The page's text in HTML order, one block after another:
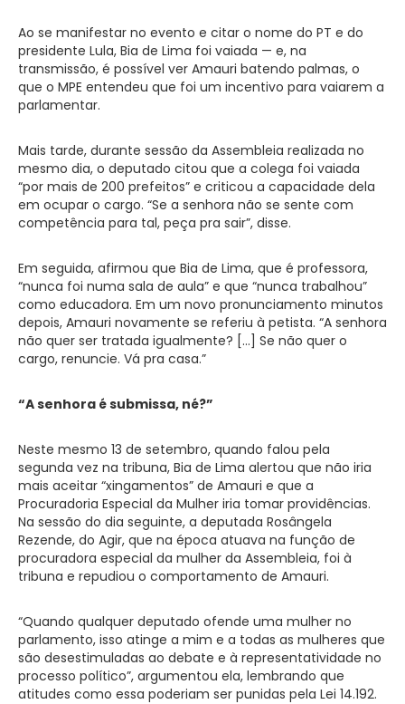
Ao se manifestar no evento e citar o nome do PT e do
presidente Lula, Bia de Lima foi vaiada — e, na
transmissão, é possível ver Amauri batendo palmas, o
que o MPE entendeu que foi um incentivo para vaiarem a
parlamentar.
Mais tarde, durante sessão da Assembleia realizada no
mesmo dia, o deputado citou que a colega foi vaiada
“por mais de 200 prefeitos” e criticou a capacidade dela
em ocupar o cargo. “Se a senhora não se sente com
competência para tal, peça pra sair”, disse.
Em seguida, afirmou que Bia de Lima, que é professora,
“nunca foi numa sala de aula” e que “nunca trabalhou”
como educadora. Em um novo pronunciamento minutos
depois, Amauri novamente se referiu à petista. “A senhora
não quer ser tratada igualmente? […] Se não quer o
cargo, renuncie. Vá pra casa.”
“A senhora é submissa, né?”
Neste mesmo 13 de setembro, quando falou pela
segunda vez na tribuna, Bia de Lima alertou que não iria
mais aceitar “xingamentos” de Amauri e que a
Procuradoria Especial da Mulher iria tomar providências.
Na sessão do dia seguinte, a deputada Rosângela
Rezende, do Agir, que na época atuava na função de
procuradora especial da mulher da Assembleia, foi à
tribuna e repudiou o comportamento de Amauri.
“Quando qualquer deputado ofende uma mulher no
parlamento, isso atinge a mim e a todas as mulheres que
são desestimuladas ao debate e à representatividade no
processo político”, argumentou ela, lembrando que
atitudes como essa poderiam ser punidas pela Lei 14.192.